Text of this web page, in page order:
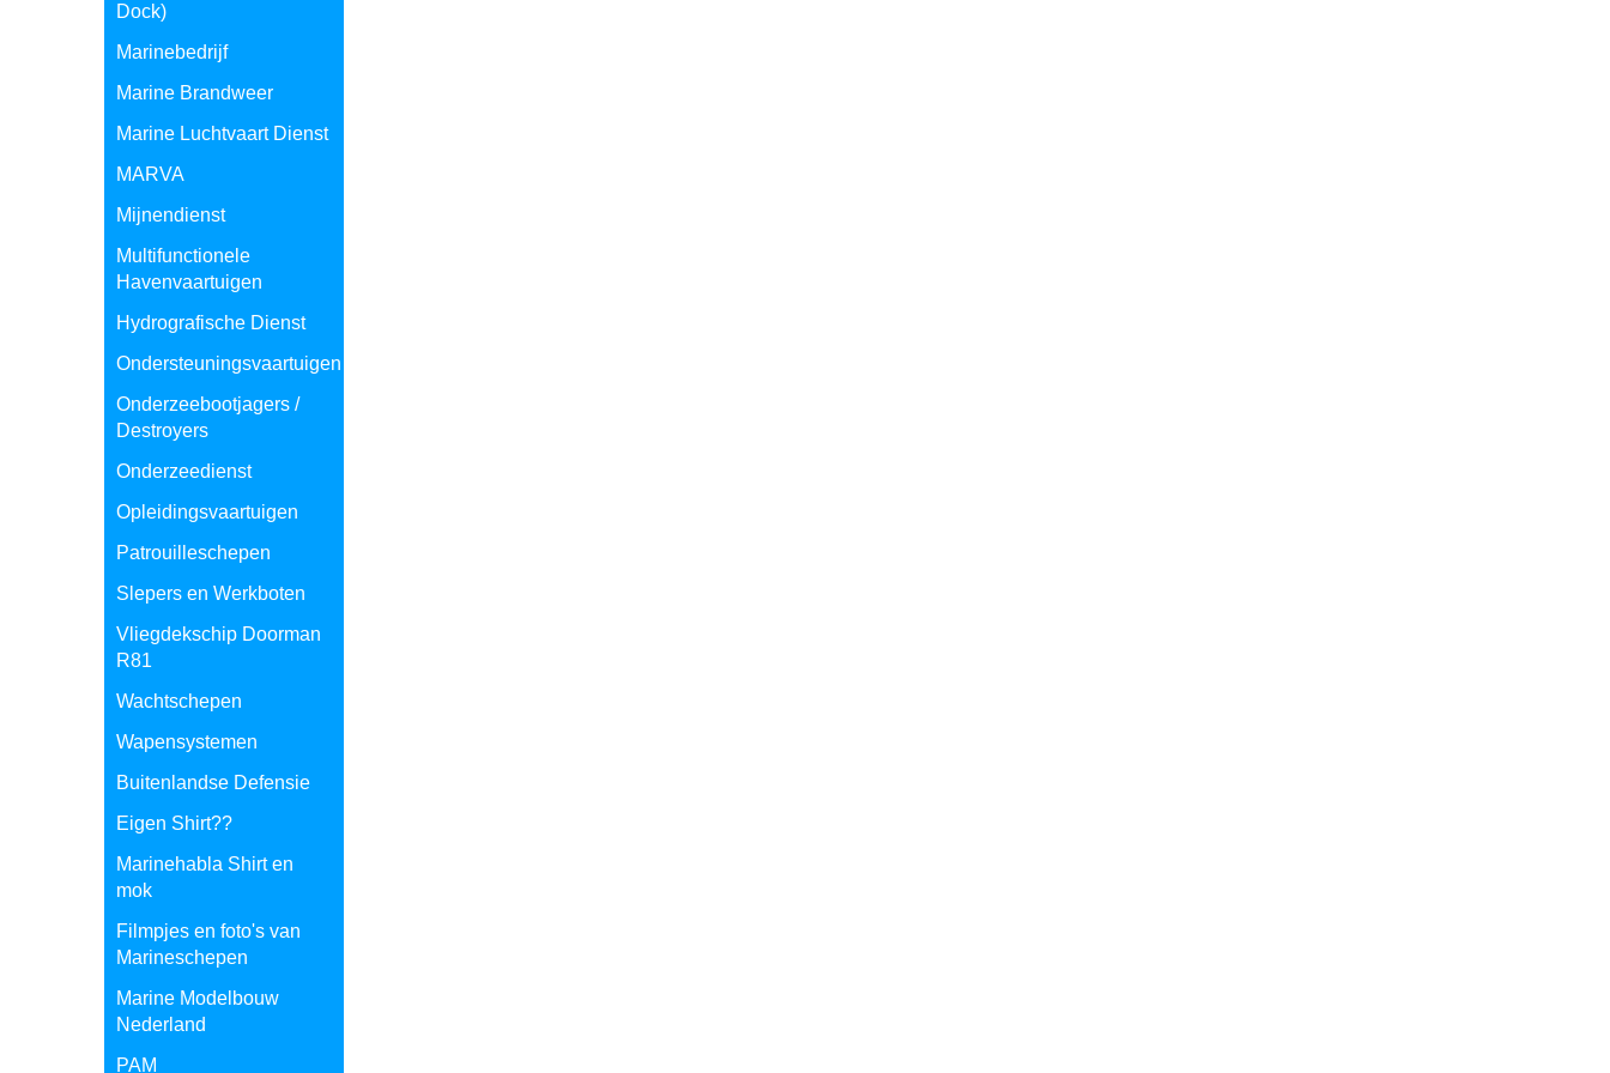
Dock)
Marinebedrijf
Marine Brandweer
Marine Luchtvaart Dienst
MARVA
Mijnendienst
Multifunctionele
Havenvaartuigen
Hydrografische Dienst
Ondersteuningsvaartuigen
Onderzeebootjagers /
Destroyers
Onderzeedienst
Opleidingsvaartuigen
Patrouilleschepen
Slepers en Werkboten
Vliegdekschip Doorman
R81
Wachtschepen
Wapensystemen
Buitenlandse Defensie
Eigen Shirt??
Marinehabla Shirt en
mok
Filmpjes en foto's van
Marineschepen
Marine Modelbouw
Nederland
PAM